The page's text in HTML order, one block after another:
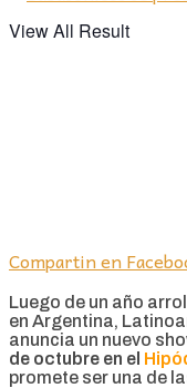
View All Result
Compartin en
Luego de un año
en Argentina,
anuncia un nuevo
de octubre en el
promete ser una de